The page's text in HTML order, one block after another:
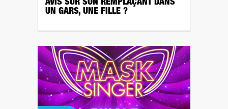
AVIS SUR SON REMPLAÇANT DANS
UN GARS, UNE FILLE ?